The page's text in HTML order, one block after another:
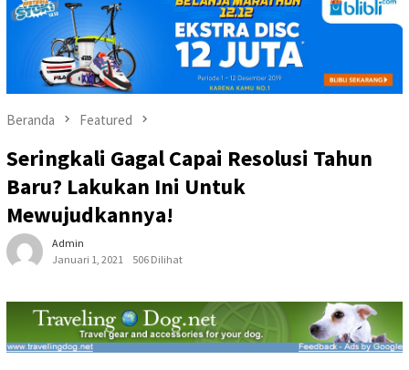
Beranda Featured
Seringkali Gagal Capai Resolusi Tahun
Baru? Lakukan Ini Untuk
Mewujudkannya!
Admin
Januari 1, 2021
506 Dilihat